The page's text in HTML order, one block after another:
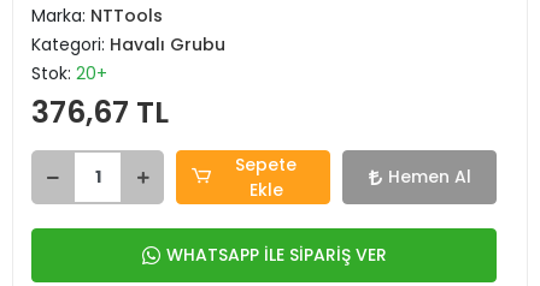
Marka: NTTools
Kategori: Havalı Grubu
Stok: 20+
376,67 TL
Sepete
Ekle
Hemen Al
WHATSAPP İLE SİPARİŞ VER